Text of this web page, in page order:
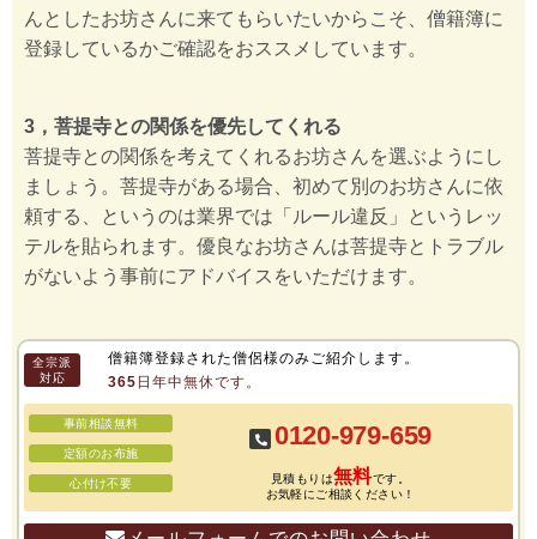
んとしたお坊さんに来てもらいたいからこそ、僧籍簿に
登録しているかご確認をおススメしています。
3，菩提寺との関係を優先してくれる
菩提寺との関係を考えてくれるお坊さんを選ぶようにし
ましょう。菩提寺がある場合、初めて別のお坊さんに依
頼する、というのは業界では「ルール違反」というレッ
テルを貼られます。優良なお坊さんは菩提寺とトラブル
がないよう事前にアドバイスをいただけます。
全宗派
対応
僧籍簿登録された僧侶様のみご紹介します。
365日年中無休です。
事前相談無料
定額のお布施
心付け不要
0120-979-659
見積もりは無料です。
お気軽にご相談ください！